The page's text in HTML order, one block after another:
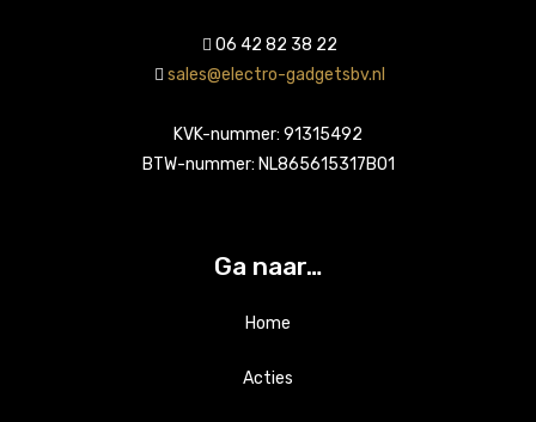
06 42 82 38 22
sales@electro-gadgetsbv.nl
KVK-nummer: 91315492
BTW-nummer: NL865615317B01
Ga naar…
Home
Acties